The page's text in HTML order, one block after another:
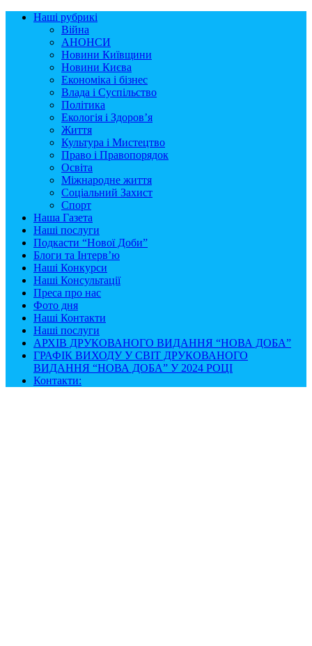
Наші рубрикі
Війна
АНОНСИ
Новини Київщини
Новини Києва
Економіка і бізнес
Влада і Суспільство
Політика
Екологія і Здоров’я
Життя
Культура і Мистецтво
Право і Правопорядок
Освіта
Міжнародне життя
Соціальний Захист
Спорт
Наша Газета
Наші послуги
Подкасти “Нової Доби”
Блоги та Інтерв’ю
Наші Конкурси
Наші Консультації
Преса про нас
Фото дня
Наші Контакти
Наші послуги
АРХІВ ДРУКОВАНОГО ВИДАННЯ “НОВА ДОБА”
ГРАФІК ВИХОДУ У СВІТ ДРУКОВАНОГО
ВИДАННЯ “НОВА ДОБА” У 2024 РОЦІ
Контакти: